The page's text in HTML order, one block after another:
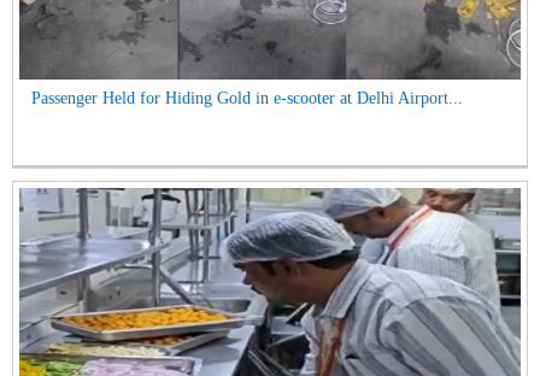
Passenger Held for Hiding Gold in e-scooter at Delhi Airport...